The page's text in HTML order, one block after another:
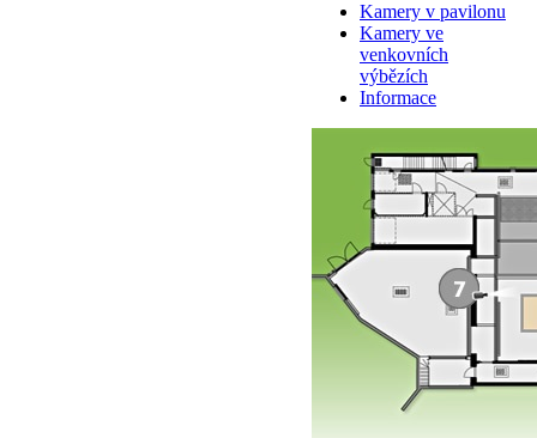
Kamery v pavilonu
Kamery ve
venkovních
výbězích
Informace